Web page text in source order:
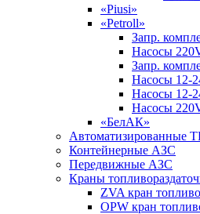
«Piusi»
«Petroll»
Запр.
Насосы
Запр.
Насосы 12-
Насосы 12-
Насосы
«БелАК»
Автоматизированные
Контейнерные АЗС
Передвижные АЗС
Краны
ZVA кран
OPW кран